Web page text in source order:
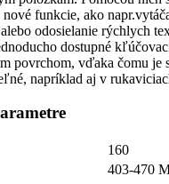
nové funkcie, ako
odosielanie rýchlych
dostupné
povrchom, vďaka čomu je
napríklad aj v
160
403-470